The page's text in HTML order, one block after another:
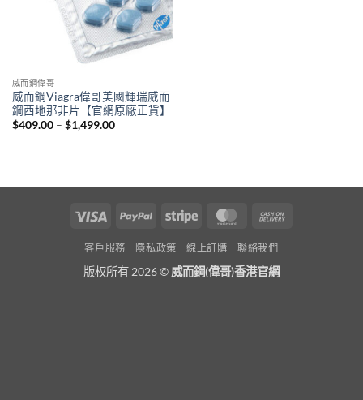
威而鋼偉哥
威而鋼Viagra偉哥美國輝瑞威而
鋼西地那非片【官網原廠正貨】
$409.00 – $1,499.00Price
Visa PayPal Stripe MasterCard
客戶服務 隱私政策 線上訂購 聯絡我們
版权所有 2026 © 威而鋼(偉哥)香港官網